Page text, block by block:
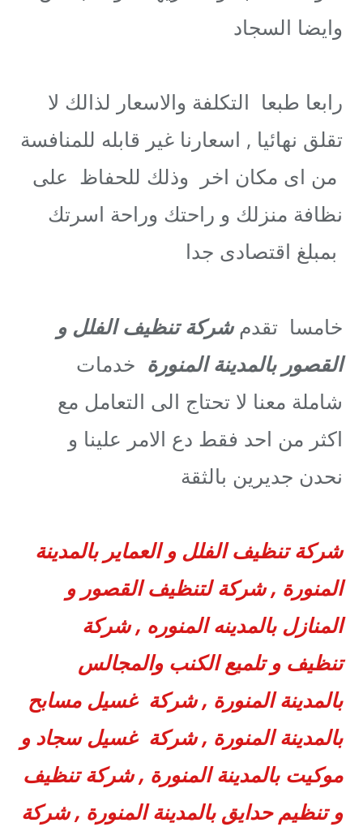
وايضا السجاد
رابعا طبعا التكلفة والاسعار لذالك لا
تقلق نهائيا , اسعارنا غير قابله للمنافسة
من اى مكان اخر وذلك للحفاظ على
نظافة منزلك و راحتك وراحة اسرتك
بمبلغ اقتصادى جدا
خامسا تقدمشركة تنظيف الفلل و
القصور بالمدينة المنورة خدمات
شاملة معنا لا تحتاج الى التعامل مع
اكثر من احد فقط دع الامر علينا و
نحدن جديرين بالثقة
شركة تنظيف الفلل و العماير بالمدينة
المنورة ,شركة لتنظيف القصور و
المنازل بالمدينه المنوره ,شركة
تنظيف و تلميع الكنب والمجالس
بالمدينة المنورة ,شركة غسيل مسابح
بالمدينة المنورة ,شركة غسيل سجاد و
موكيت بالمدينة المنورة ,شركة تنظيف
و تنظيم حدايق بالمدينة المنورة ,شركة